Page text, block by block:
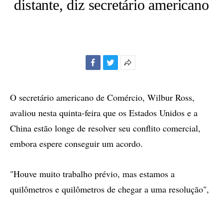
distante, diz secretário americano
compartilhamento
O secretário americano de Comércio, Wilbur Ross,
avaliou nesta quinta-feira que os Estados Unidos e a
China estão longe de resolver seu conflito comercial,
embora espere conseguir um acordo.
"Houve muito trabalho prévio, mas estamos a
quilômetros e quilômetros de chegar a uma resolução",